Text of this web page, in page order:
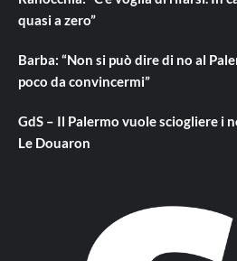
quasi a zero”
Barba: “Non si può dire di no al
poco da convincermi”
GdS – Il Palermo vuole sciogliere i
Le Douaron